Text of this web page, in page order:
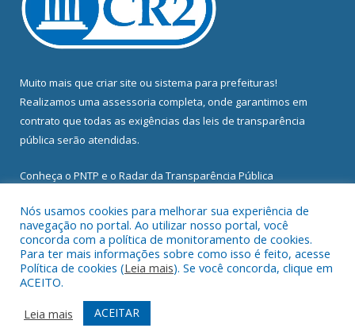
Muito mais que criar site ou sistema para prefeituras!
Realizamos uma assessoria completa, onde garantimos em
contrato que todas as exigências das leis de transparência
pública serão atendidas.
Conheça o PNTP e o Radar da Transparência Pública
Todos os direitos reservados a Câmara Municipal de Abel
Figueiredo.
Mapa do Site
Acessar Área Administrativa
Nós usamos cookies para melhorar sua experiência de
navegação no portal. Ao utilizar nosso portal, você
concorda com a política de monitoramento de cookies.
Para ter mais informações sobre como isso é feito, acesse
Política de cookies (Leia mais). Se você concorda, clique em
ACEITO.
Leia mais
ACEITAR